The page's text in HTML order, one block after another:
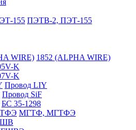
ПЭТВ-2, ПЭТ-155
1852 (ALPHA WIRE)
K
K
Провод LIY
Провод SiF
БС 35-1298
МГТФ, МГТФЭ